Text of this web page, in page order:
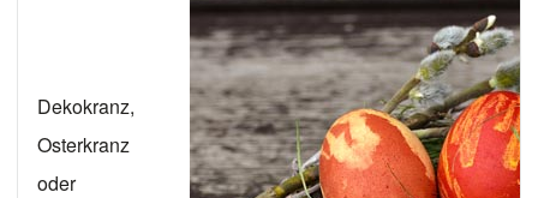
Dekokranz,
Osterkranz
oder